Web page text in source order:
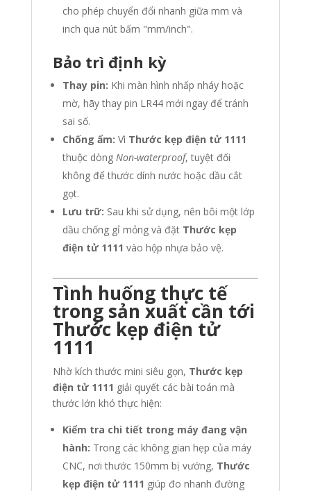
cho phép chuyển đổi nhanh giữa mm và
inch qua nút bấm "mm/inch".
Bảo trì định kỳ
Thay pin: Khi màn hình nhấp nháy hoặc
mờ, hãy thay pin LR44 mới ngay để tránh
sai số.
Chống ẩm: Vì Thước kẹp điện tử 1111
thuộc dòng Non-waterproof, tuyệt đối
không để thước dính nước hoặc dầu cắt
gọt.
Lưu trữ: Sau khi sử dụng, nên bôi một lớp
dầu chống gỉ mỏng và đặt Thước kẹp
điện tử 1111 vào hộp nhựa bảo vệ.
Tình huống thực tế
trong sản xuất cần tới
Thước kẹp điện tử
1111
Nhờ kích thước mini siêu gọn, Thước kẹp
điện tử 1111 giải quyết các bài toán mà
thước lớn khó thực hiện:
Kiểm tra chi tiết trong máy đang vận
hành: Trong các không gian hẹp của máy
CNC, nơi thước 150mm bị vướng, Thước
kẹp điện tử 1111 giúp đo nhanh đường